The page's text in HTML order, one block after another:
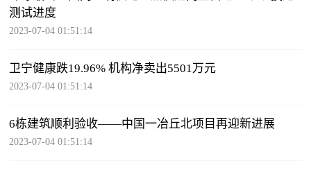
测试进度
2023-07-04 01:51:14
卫宁健康跌19.96% 机构净卖出5501万元
2023-07-04 01:51:14
6栋建筑顺利验收——中国一冶丘北项目再迎新进展
2023-07-04 01:51:14